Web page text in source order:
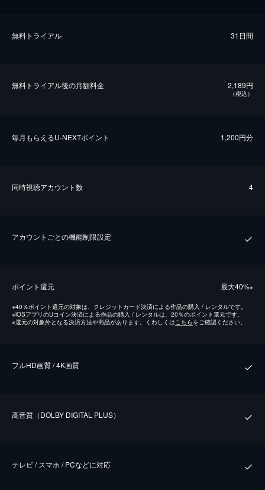
無料トライアル 31日間
無料トライアル後の⽉額料金 2,189円
（税込）
毎⽉もらえるU-NEXTポイント 1,200円分
同時視聴アカウント数 4
アカウントごとの機能制限設定
ポイント還元 最⼤40%※
※40％ポイント還元の対象は、クレジットカード決済による作品の購入 / レンタルです。
※iOSアプリのUコイン決済による作品の購入 / レンタルは、20％のポイント還元です。
※還元の対象外となる決済方法や商品があります。くわしくはこちらをご確認ください。
フルHD画質 / 4K画質
⾼⾳質（DOLBY DIGITAL PLUS）
テレビ / スマホ / PCなどに対応